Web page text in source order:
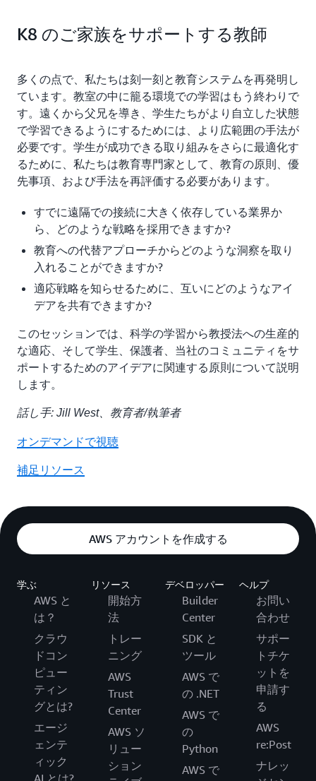
K8 のご家族をサポートする教師
多くの点で、私たちは刻一刻と教育システムを再発明し
ています。教室の中に籠る環境での学習はもう終わりで
す。遠くから父兄を導き、学生たちがより自立した状態
で学習できるようにするためには、より広範囲の手法が
必要です。学生が成功できる取り組みをさらに最適化す
るために、私たちは教育専門家として、教育の原則、優
先事項、および手法を再評価する必要があります。
すでに遠隔での接続に大きく依存している業界か
ら、どのような戦略を採用できますか?
教育への代替アプローチからどのような洞察を取り
入れることができますか?
適応戦略を知らせるために、互いにどのようなアイ
デアを共有できますか?
このセッションでは、科学の学習から教授法への生産的
な適応、そして学生、保護者、当社のコミュニティをサ
ポートするためのアイデアに関連する原則について説明
します。
話し手: Jill West、教育者/執筆者
オンデマンドで視聴
補足リソース
AWS アカウントを作成する
学ぶ
AWS と
は？
クラウ
ドコン
ピュー
ティン
グとは?
エージ
ェンテ
ィック
AI とは?
リソース
開始方
法
トレー
ニング
AWS
Trust
Center
AWS ソ
リュー
ション
デベロッパー
Builder
Center
SDK と
ツール
AWS で
の .NET
AWS で
の
Python
AWS で
ヘルプ
お問い
合わせ
サポー
トチケ
ットを
申請す
る
AWS
re:Post
ナレッ